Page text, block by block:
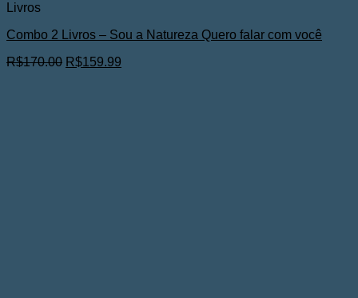
Livros
Combo 2 Livros – Sou a Natureza Quero falar com você
R$170.00 O
R$159.99